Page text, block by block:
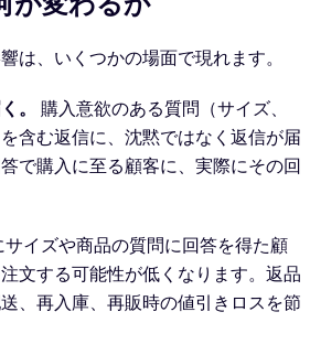
は、いくつかの場面で現れます。
。
購入意欲のある質問（サイズ、
含む返信に、沈黙ではなく返信が届
で購入に至る顧客に、実際にその回
サイズや商品の質問に回答を得た顧
文する可能性が低くなります。返品
、再入庫、再販時の値引きロスを節